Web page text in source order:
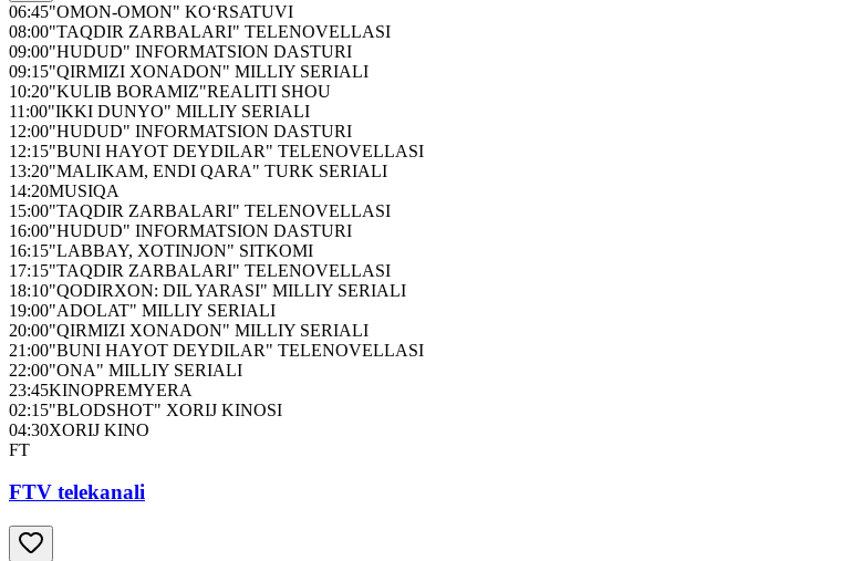
06:45"OMON-OMON" KO‘RSATUVI
08:00"TAQDIR ZARBALARI" TELENOVELLASI
09:00"HUDUD" INFORMATSION DASTURI
09:15"QIRMIZI XONADON" MILLIY SERIALI
10:20"KULIB BORAMIZ"REALITI SHOU
11:00"IKKI DUNYO" MILLIY SERIALI
12:00"HUDUD" INFORMATSION DASTURI
12:15"BUNI HAYOT DEYDILAR" TELENOVELLASI
13:20"MALIKAM, ENDI QARA" TURK SERIALI
14:20MUSIQA
15:00"TAQDIR ZARBALARI" TELENOVELLASI
16:00"HUDUD" INFORMATSION DASTURI
16:15"LABBAY, XOTINJON" SITKOMI
17:15"TAQDIR ZARBALARI" TELENOVELLASI
18:10"QODIRXON: DIL YARASI" MILLIY SERIALI
19:00"ADOLAT" MILLIY SERIALI
20:00"QIRMIZI XONADON" MILLIY SERIALI
21:00"BUNI HAYOT DEYDILAR" TELENOVELLASI
22:00"ONA" MILLIY SERIALI
23:45KINOPREMYERA
02:15"BLODSHOT" XORIJ KINOSI
04:30XORIJ KINO
FT
FTV telekanali